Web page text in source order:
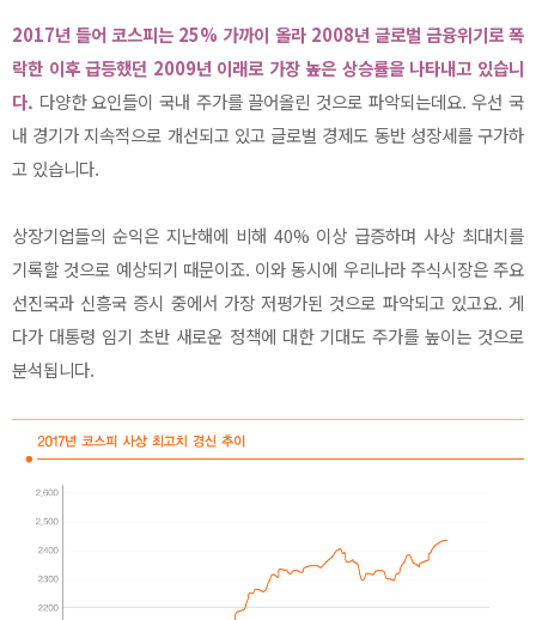
2017년 들어 코스피는 25% 가까이 올라 2008년 글로벌 금융위기로 폭
락한 이후 급등했던 2009년 이래로 가장 높은 상승률을 나타내고 있습니
다. 다양한 요인들이 국내 주가를 끌어올린 것으로 파악되는데요. 우선 국
내 경기가 지속적으로 개선되고 있고 글로벌 경제도 동반 성장세를 구가하
고 있습니다.
상장기업들의 순익은 지난해에 비해 40% 이상 급증하며 사상 최대치를
기록할 것으로 예상되기 때문이죠. 이와 동시에 우리나라 주식시장은 주요
선진국과 신흥국 증시 중에서 가장 저평가된 것으로 파악되고 있고요. 게
다가 대통령 임기 초반 새로운 정책에 대한 기대도 주가를 높이는 것으로
분석됩니다.